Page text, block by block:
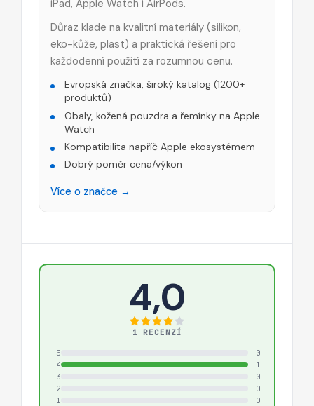
iPad, Apple Watch i AirPods.
Důraz klade na kvalitní materiály (silikon,
eko-kůže, plast) a praktická řešení pro
každodenní použití za rozumnou cenu.
Evropská značka, široký katalog (1200+
produktů)
Obaly, kožená pouzdra a řemínky na Apple
Watch
Kompatibilita napříč Apple ekosystémem
Dobrý poměr cena/výkon
Více o značce →
4,0
1 RECENZÍ
5
0
4
1
3
0
2
0
1
0